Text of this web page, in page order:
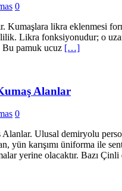
0
Kumaşlara likra eklenmesi
Likra fonksiyonudur; o
pamuk ucuz […]
Alanlar
0
Alanlar. Ulusal demiryolu
yün karışımı üniforma ile
yerine olacaktır. Bazı